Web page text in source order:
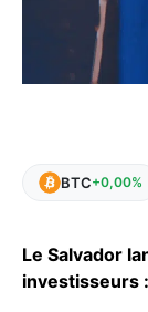
BTC+0,00%
Le Salvador
investisseurs :